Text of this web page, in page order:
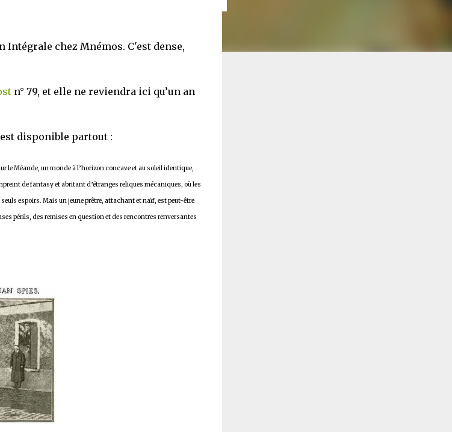
Intégrale chez Mnémos. C'est dense,
n° 79, et elle ne reviendra ici qu’un an
disponible partout :
le Méande, un monde à l’horizon concave et au soleil identique,
de fantasy et abritant d’étranges reliques mécaniques, où les
espoirs. Mais un jeune prêtre, attachant et naïf, est peut-être
périls, des remises en question et des rencontres renversantes